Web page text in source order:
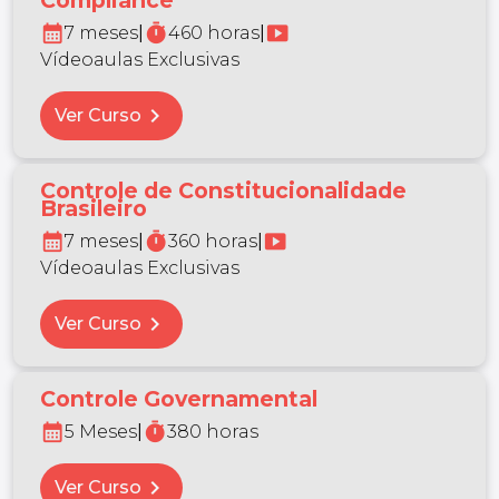
calendar_month7 meses timer460 horas smart_display
Vídeoaulas Exclusivas
Ver Curso chevron_right
Controle de Constitucionalidade
Brasileiro
calendar_month7 meses timer360 horas smart_display
Vídeoaulas Exclusivas
Ver Curso chevron_right
Controle Governamental
calendar_month5 Meses timer380 horas
Ver Curso chevron_right